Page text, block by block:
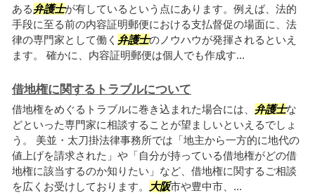
ある弁護士が有しているという点にあります。例えば、法的
手段に至る前の内容証明郵便における支払督促の場面に、法
律の専門家として働く 弁護士のノウハウが発揮されるといえ
ます。 確かに、内容証明郵便は個人でも作成す...
借地権に関するトラブルについて
借地権をめぐるトラブルに巻き込まれた場合には、 弁護士な
どといった専門家に相談することが望ましいといえるでしょ
う。 美並・太刀掛法律事務所では「地主から一方的に地代の
値上げを請求された」や「自分が持っている借地権がどの借
地権に該当するのか知りたい」など、借地権に関するご相談
を広くお受けしております。
大阪市や豊中市、...